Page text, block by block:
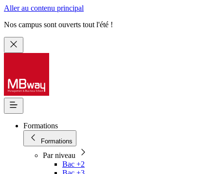
Aller au contenu principal
Nos campus sont ouverts tout l'été !
Formations
Formations
Par niveau
Bac +2